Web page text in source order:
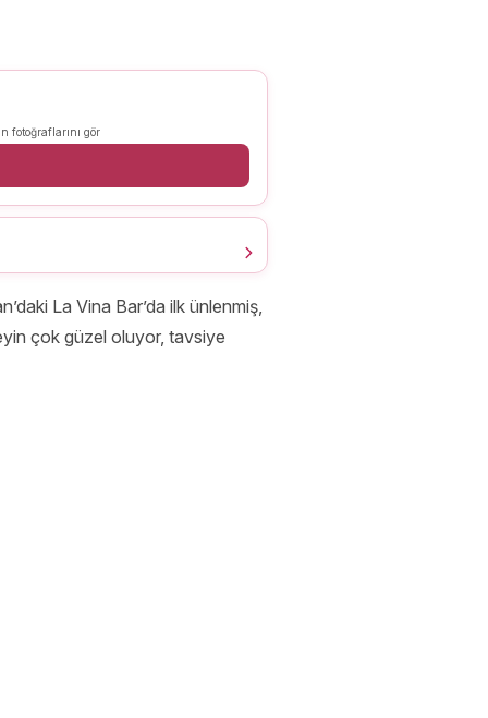
fotoğraflarını gör
La Vina Bar’da ilk ünlenmiş,
çok güzel oluyor, tavsiye